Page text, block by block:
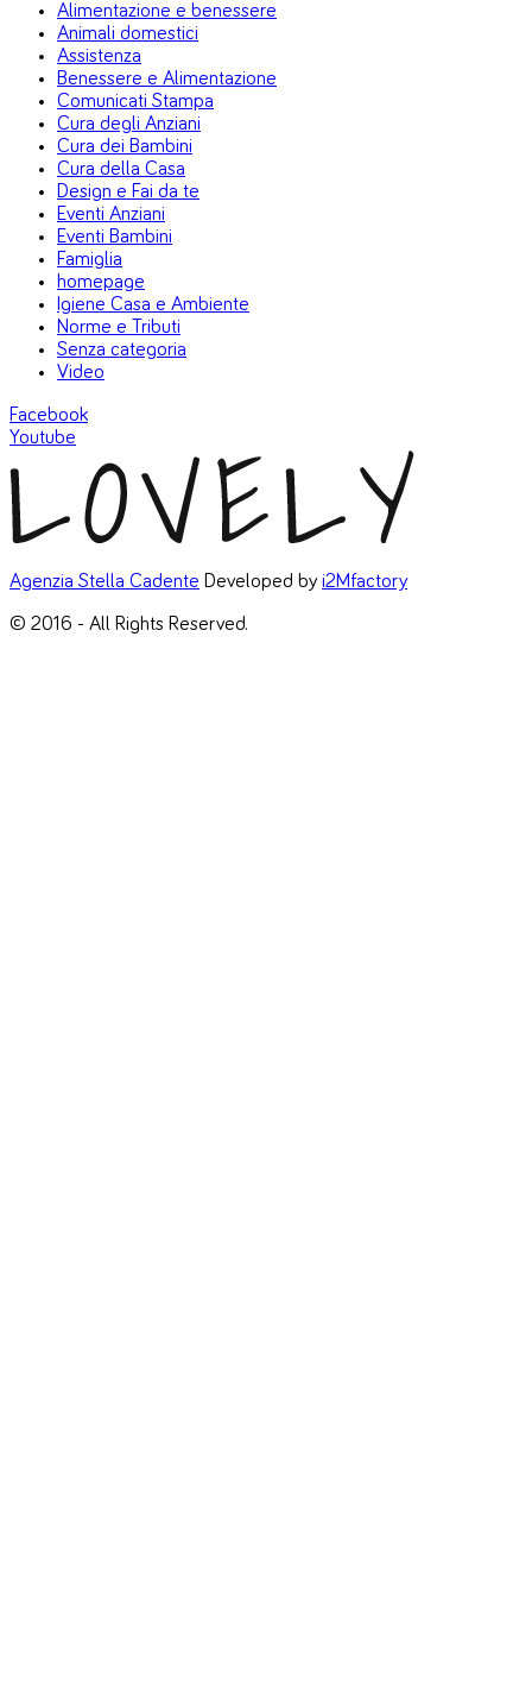
Alimentazione e benessere
Animali domestici
Assistenza
Benessere e Alimentazione
Comunicati Stampa
Cura degli Anziani
Cura dei Bambini
Cura della Casa
Design e Fai da te
Eventi Anziani
Eventi Bambini
Famiglia
homepage
Igiene Casa e Ambiente
Norme e Tributi
Senza categoria
Video
Facebook
Youtube
Agenzia Stella Cadente Developed by i2Mfactory
© 2016 - All Rights Reserved.